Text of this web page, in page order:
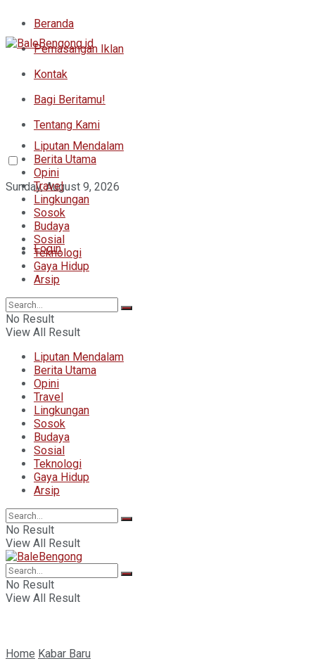
Beranda
Pemasangan Iklan
Kontak
Bagi Beritamu!
Tentang Kami
Sunday, August 9, 2026
Login
Liputan Mendalam
Berita Utama
Opini
Travel
Lingkungan
Sosok
Budaya
Sosial
Teknologi
Gaya Hidup
Arsip
No Result
View All Result
Liputan Mendalam
Berita Utama
Opini
Travel
Lingkungan
Sosok
Budaya
Sosial
Teknologi
Gaya Hidup
Arsip
No Result
View All Result
No Result
View All Result
Home Kabar Baru